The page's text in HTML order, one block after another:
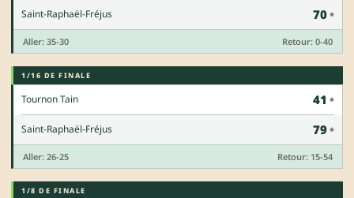
Saint-Raphaël-Fréjus 70
Aller: 35-30 Retour: 0-40
1/16 DE FINALE
Tournon Tain 41
Saint-Raphaël-Fréjus 79
Aller: 26-25 Retour: 15-54
1/8 DE FINALE